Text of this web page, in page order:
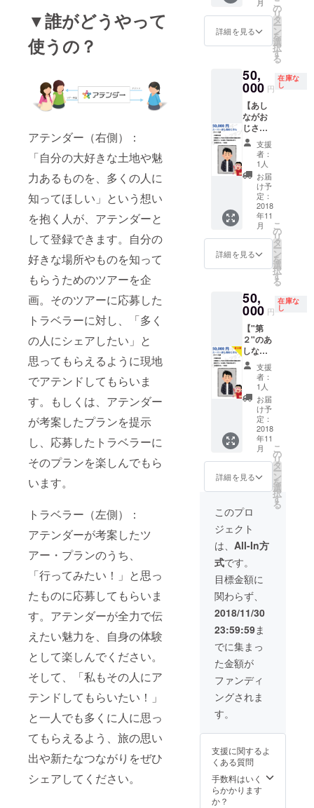
▼誰がどうやって
使うの？
アテンダー（右側）：
「自分の大好きな土地や魅
力あるものを、多くの人に
知ってほしい」という想い
を抱く人が、アテンダーと
して登録できます。自分の
好きな場所やものを知って
もらうためのツアーを企
画。そのツアーに応募した
トラベラーに対し、「多く
の人にシェアしたい」と
思ってもらえるように現地
でアテンドしてもらいま
す。もしくは、アテンダー
が考案したプランを提示
し、応募したトラベラーに
そのプランを楽しんでもら
います。
トラベラー（左側）：
アテンダーが考案したツ
アー・プランのうち、
「行ってみたい！」と思っ
たものに応募してもらいま
す。アテンダーが全力で伝
えたい魅力を、自身の体験
として楽しんでください。
そして、「私もその人にア
テンドしてもらいたい！」
と一人でも多くに人に思っ
てもらえるよう、旅の思い
出や新たなつながりをぜひ
シェアしてください。
・登壇
タ
ビュー
（同伴
者1人含
む）は
ご負担
お願い
します
・限定
FB希望
の際は
個人で
「みな
さま向
け」ご
支援を
お願い
【期待
効果】
ディア
は現時
点でな
いです
が、初
期投資
として
サービ
スが拡
張する
にあた
り効果
が高ま
ります
・今
後、イ
ンタ
ビュー
などは
高額な
りま
す。初
回クラ
ファン
のみの
効果で
す
アーに
品しま
す）
・フ
リー
ペー
パーは
都内の
協力コ
ワーキ
ングス
ペー
ス、こ
れから
制作予
定のア
テン
ダー・
ドメ
ディア
置・掲
載予定
・フ
リー
ペー
パーや
特設
ページ
などは
本番リ
リース
後の反
映とな
ります
・PR動
画や登
壇など
は順次
2019年
入りま
したら
公開さ
れてい
きます
・登壇
orイン
タ
ビュー
時の交
通費
（同伴
者1人含
む）は
ご負担
お願い
します
・限定
FB希望
さま向
け」ご
支援を
お願い
します
ング(提
制作も
代行 ・
アーPR
紹介用
動画を
作成し
弊社新
設アカ
ウント
に掲載
・オス
スメの
アー・
プラン
として
広告枠
（メル
マガ/オ
メディ
ア）
【こん
な方に
おすす
め】 ・
「アテ
ン
ダー」
を共に
盛り上
げてく
れる企
業・団
体様 ・
地方盛
り上げ
隊、地
域活性
化団
体、大
学や自
治体な
ど ・ア
テンド
する内
容があ
り、全
国に広
げたい
方 ・プ
ラン/ツ
アーは
あるけ
ど、全
部任せ
たい方
（魅力
して納
品しま
す） ・
プラン/
ツアー
を共に
盛り上
・代
表、宮
城の地
元であ
る沖縄
居酒屋
で一緒
に盛り
上がり
たい方
【注意
事項】
・参加
費は別
途ご負
（3000
円想
ス記念
イベン
トの日
程は、
2019/02
/09(土)
午後を
予定し
ていま
す。 ※
沖縄居
酒屋貸
切イベ
ントの
日程
2019/02
/10(日)
を予定
してい
ます。
前日の
リリー
ス記念
パー
ティと
一緒に
まとめ
て参加
も可能
です^^
※場所は
東京都
内で
す。沖
縄では
さい！
く権利
（サシ
飲み、
な方に
おすす
め】 ・
一緒に
リリー
ス時の
イベン
トを
祝って
くれる
方 ・
「アテ
ダー」
を共に
げてく
れる方
談した
い方
（エン
ジニア
のキャ
リア相
談）は
得意で
す ・単
純に宮
城と話
したい
意事
項】 ・
内でお
願いし
・お店
などお
任せし
ます。
全てご
馳走願
いま
す。 ※
リリー
ス記念
イベン
トの日
程は、
2019/02
/09(土)
午後を
予定し
ていま
ルー
プ」FB
グルー
のオリ
ジナル
旅プラ
ン進呈
・リ
リース
記念イ
ベント
（開発
秘話 / 開
発者交
流会）
・繋が
る楽し
さを実
感！東
京アテ
ン
ダー：
小笠原
愛） ※
日本国
内、海
外で多
数プラ
イベー
トでア
テン
ダーと
して活
躍して
いる小
さんに
アテン
もらう
体験会
【こん
な方に
め】 ・
一緒に
リリー
ス時の
イベン
トを
祝って
くれる
方 ・
「アテ
ン
ダー」
を共に
れる方
・東京
の下町
付近を
元気で
明るい
クス
メール
・グッ
ズ（ロ
ゴス
カー、
超クリ
アファ
イル）
・PR動
画のエ
ンド
ロール
に掲載
・「ア
テン
ダー支
援者様
限定グ
ルー
プ」FB
グルー
のオリ
ジナル
旅プラ
ン進呈
・リ
リース
記念イ
ベント
（開発
秘話 / 開
発者交
流会）
・繋が
る楽し
さを実
感！東
京アテ
（アテ
ダー：
小笠原
愛） ※
日本国
内、海
外で多
数プラ
イベー
テン
ダーと
して活
躍して
いる小
笠原愛
さんに
もらう
体験会
【こん
な方に
おすす
め】 ・
詳細を見る
の
リ
タ
ー
ン
を
選
択
す
る
50,
000 円
在庫な
し
【あし
ながお
じさん
向け】
・圧倒
的名誉
他のリ
ターン
は一切
不要！
という
人向け
です
が、オ
フィス
内にあ
の写真
を額縁
に入れ
て圧倒
的に称
えさせ
ていた
だきま
す！！
額縁は
いい感
じのに
しま
す。 ま
た、
サービ
ス内の
ができ
ました
ら掲載
させて
いただ
きま
す！
注：希
望者の
み
支援
者：
1人
お届
け予
定：
2018
年11
月
詳細を見る
こ
の
リ
タ
ー
ン
を
選
択
す
る
50,
000 円
在庫な
し
【"第
２"のあ
しなが
おじさ
ん向
け】 ・
圧倒的
名誉 他
のリ
ターン
は一切
不要！
という
人向け
です
が、オ
フィス
内にあ
なた様
の写真
を額縁
に入れ
て圧倒
的に称
えさせ
ていた
だきま
す！！
額縁は
いい感
じのに
しま
す。 ま
た、
特設
ができ
ました
ら掲載
させて
いただ
支援
者：
1人
お届
け予
定：
2018
年11
月
詳細を見る
こ
の
リ
タ
ー
ン
を
選
択
す
る
このプロ
ジェクト
は、 All-In方
式です。
目標金額に
関わらず、
2018/11/30
23:59:59ま
でに集まっ
た金額が
ファンディ
ングされま
す。
支援に関するよ
くある質問
手数料はいく
らかかります
か？